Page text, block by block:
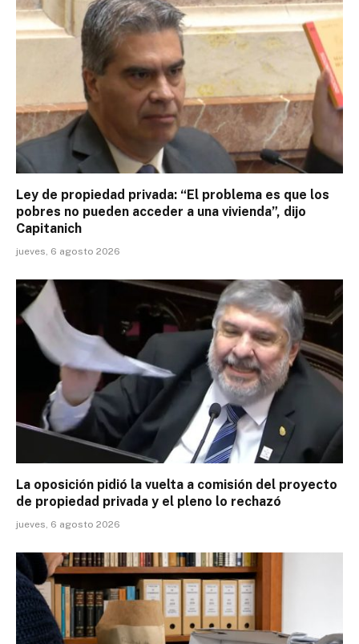
Ley de propiedad privada: “El problema es que los
pobres no pueden acceder a una vivienda”, dijo
Capitanich
jueves, 6 agosto 2026
La oposición pidió la vuelta a comisión del proyecto
de propiedad privada y el pleno lo rechazó
jueves, 6 agosto 2026